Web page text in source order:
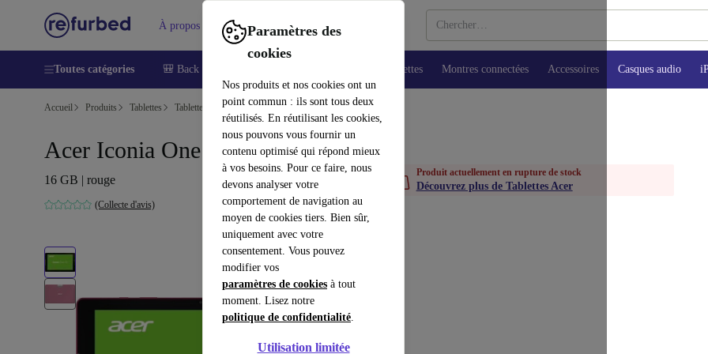
Paramètres des
cookies
Nos produits et nos cookies ont un
point commun : ils sont tous deux
réutilisés. En réutilisant les cookies,
nous pouvons vous fournir un
contenu optimisé qui répond mieux
à vos besoins. Pour ce faire, nous
devons analyser votre
comportement de navigation au
moyen de cookies tiers. Bien sûr,
uniquement avec votre
consentement. Vous pouvez
modifier vos
paramètres de cookies à tout
moment. Lisez notre
politique de confidentialité.
Utilisation limitée
À propos Aide
Toutes catégories 🎒 Back to school Tablettes Montres connectées Accessoires Casques audio
Accueil Produits Tablettes Tablettes Acer
Acer Iconia One 10
16 GB | rouge
(Collecte d'avis)
Produit actuellement en rupture de stock
Découvrez plus de Tablettes Acer